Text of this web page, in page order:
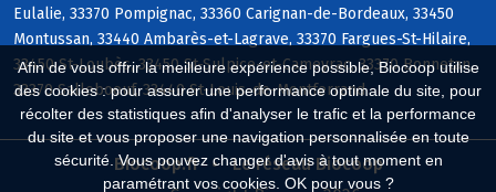
Afin de vous offrir la meilleure expérience possible, Biocoop utilise
des cookies : pour assurer une performance optimale du site, pour
récolter des statistiques afin d'analyser le trafic et la performance
du site et vous proposer une navigation personnalisée en toute
sécurité. Vous pouvez changer d'avis à tout moment en
paramétrant vos cookies. OK pour vous ?
Eulalie, 33370 Pompignac, 33360 Carignan-de-Bordeaux, 33450
Montussan, 33440 Ambarès-et-Lagrave, 33370 Fargues-St-Hilaire,
33450 St-Loubès, 33450 St-Sulpice-et-Cameyrac, 33370 Bonnetan,
33370 Salleboeuf, 33440 St-Louis-de-Montferrand
Biocoop.fr
Le réseau Biocoop